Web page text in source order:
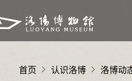
首页 认识洛博 洛博动